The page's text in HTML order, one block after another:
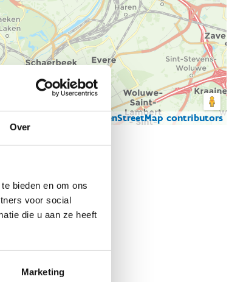
Over
bieden en om ons
voor social
die u aan ze heeft
Marketing
© OpenStreetMap contributors